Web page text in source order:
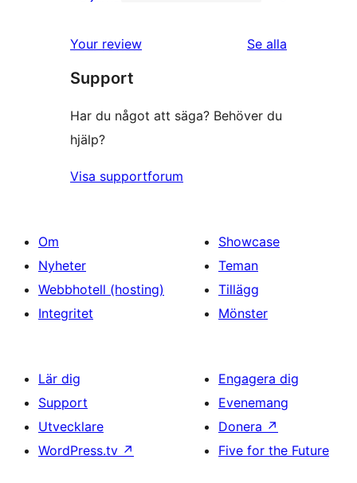
recensioner
stjärniga
recensioner
Your review Se alla
Support
Har du något att säga? Behöver du
hjälp?
Visa supportforum
Om
Nyheter
Webbhotell (hosting)
Integritet
Showcase
Teman
Tillägg
Mönster
Lär dig
Support
Utvecklare
WordPress.tv ↗
Engagera dig
Evenemang
Donera ↗
Five for the Future